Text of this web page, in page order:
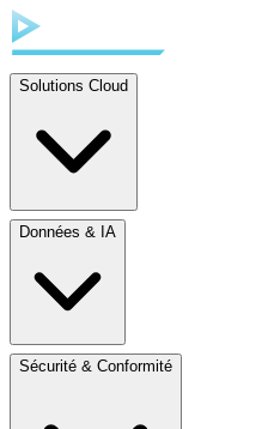
Solutions Cloud
Données & IA
Sécurité & Conformité